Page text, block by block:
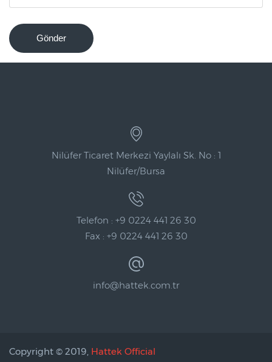
Gönder
Nilüfer Ticaret Merkezi Yaylalı Sk. No : 1
Nilüfer/Bursa
Telefon : +9 0224 441 26 30
Fax : +9 0224 441 26 30
info@hattek.com.tr
Copyright © 2019, Hattek Official